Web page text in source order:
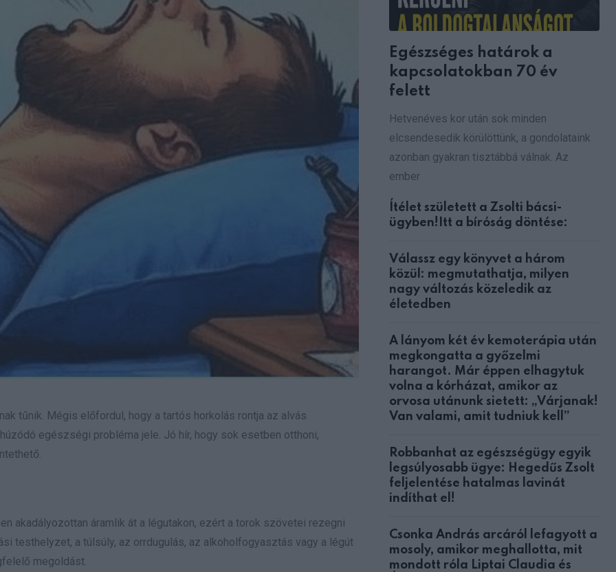
tűnik. Mégis előfordul, hogy a tartós horkolás rontja az alvás
egészségi probléma jele. Jó hír, hogy sok esetben otthoni,
akadályozottan áramlik át a légutakon, ezért a torok szövetei rezegni
testhelyzet, a túlsúly, az orrdugulás, az alkoholfogyasztás vagy a légút
megoldást.
Egészséges határok a
kapcsolatokban 70 év
felett
Hetvenéves kor után sok minden
elcsendesedik körülöttünk, a gondolataink
azonban gyakran tisztábbá válnak. Az
ember
Ítélet született a Zsolti bácsi-
ügyben!Itt a bíróság döntése:
Válassz egy könyvet a három
közül: megmutathatja, milyen
nagy változás közeledik az
életedben
A lányom két év kemoterápia után
megkongatta a győzelmi
harangot. Már éppen elhagytuk
volna a kórházat, amikor az
orvosa utánunk sietett: „Várjanak!
Van valami, amit tudniuk kell”
Robbanhat az egészségügy egyik
legsúlyosabb ügye: Hegedűs Zsolt
feljelentése hatalmas lavinát
indíthat el!
Csonka András arcáról lefagyott a
mosoly, amikor meghallotta, mit
mondott róla Liptai Claudia és